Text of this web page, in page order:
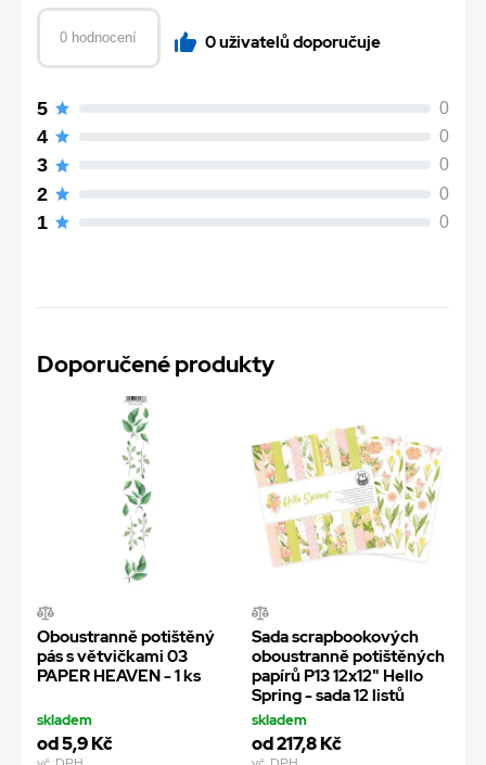
0 hodnocení 0 uživatelů doporučuje
5 0
4 0
3 0
2 0
1 0
Doporučené produkty
Oboustranně potištěný
pás s větvičkami 03
PAPER HEAVEN - 1 ks
skladem
od 5,9 Kč
Sada scrapbookových
oboustranně potištěných
papírů P13 12x12" Hello
Spring - sada 12 listů
skladem
od 217,8 Kč